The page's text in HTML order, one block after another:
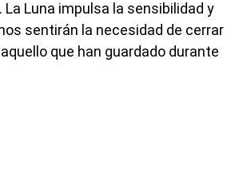
Luna impulsa la sensibilidad y
sentirán la necesidad de cerrar
que han guardado durante